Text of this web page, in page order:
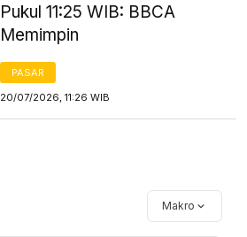
Pukul 11:25 WIB: BBCA
Memimpin
PASAR
20/07/2026, 11:26 WIB
Makro